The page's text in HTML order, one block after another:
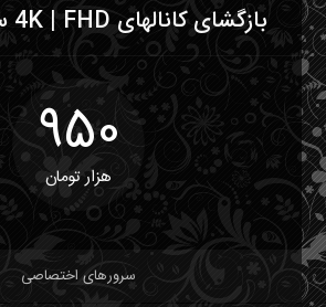
بازگشای کانالهای 4K | FHD سیسیکم VIP
950
هزار تومان
سرورهای اختصاصی